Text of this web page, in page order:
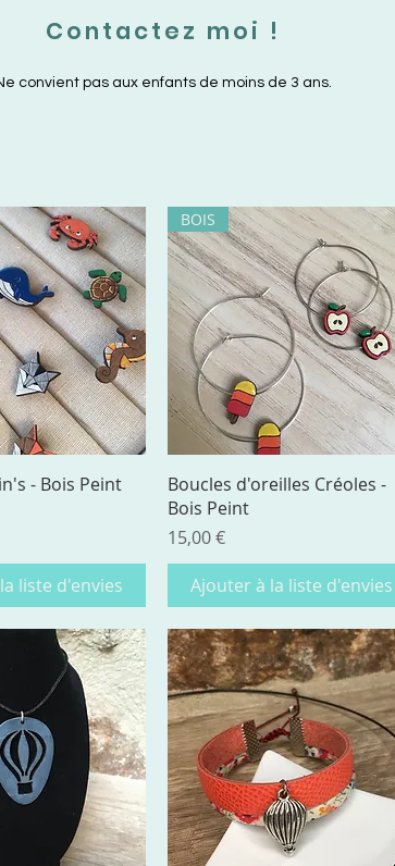
Contactez moi !
convient pas aux enfants de moins de 3 ans.
rapide
- Bois Peint
liste d'envies
Aperçu rapide
BOIS
Boucles d'oreilles Créoles -
Bois Peint
Prix
15,00 €
Ajouter à la liste d'envies